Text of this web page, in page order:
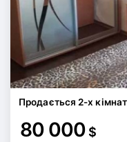
Продається 2-х
80 000 $